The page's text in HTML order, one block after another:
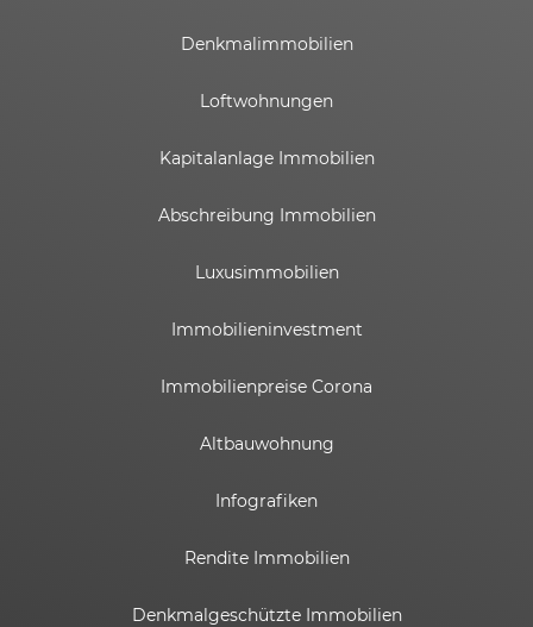
Denkmalimmobilien
Loftwohnungen
Kapitalanlage Immobilien
Abschreibung Immobilien
Luxusimmobilien
Immobilieninvestment
Immobilienpreise Corona
Altbauwohnung
Infografiken
Rendite Immobilien
Denkmalgeschützte Immobilien